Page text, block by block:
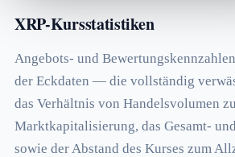
XRP-Kursstatistiken
Angebots- und
der Eckdaten — die vollständig
das Verhältnis von Handelsvolumen zu
Marktkapitalisierung, das Gesamt-
sowie der Abstand des Kurses zum